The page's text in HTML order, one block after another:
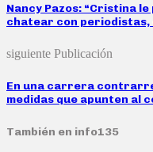
Nancy Pazos: “Cristina
chatear con periodistas,
siguiente Publicación
En una carrera
medidas que apunten al
También en info135